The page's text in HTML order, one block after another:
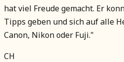
hat viel Freude gemacht. Er
Tipps geben und sich auf alle
Canon, Nikon oder Fuji."
CH